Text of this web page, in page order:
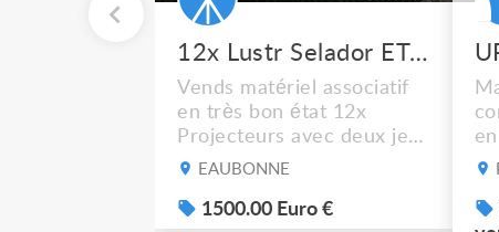
12x Lustr Selador ETC Led 7x colors filtres
Vends matériel associatif
en très bon état 12x
Projecteurs avec deux jeux
de filtre filtre Lustr Selador
system – seven colour
EAUBONNE
1500.00 Euro €
Cf